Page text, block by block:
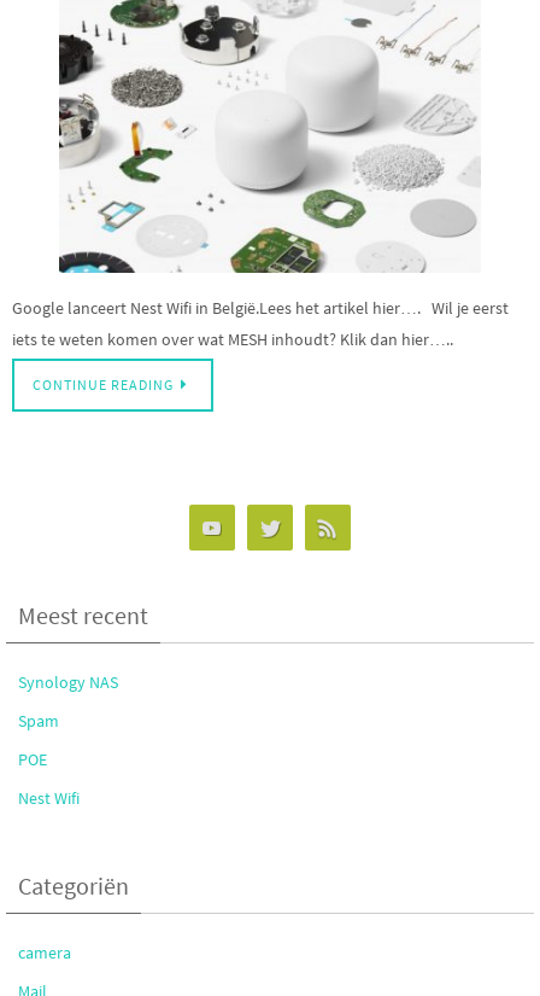
Google lanceert Nest Wifi in België.Lees het artikel hier…. Wil je eerst
iets te weten komen over wat MESH inhoudt? Klik dan hier…..
CONTINUE READING
Meest recent
Synology NAS
Spam
POE
Nest Wifi
Categoriën
camera
Mail